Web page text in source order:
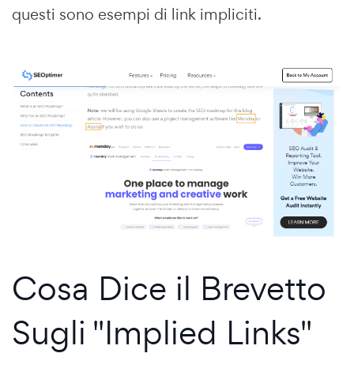
questi sono esempi di link impliciti.
Cosa Dice il Brevetto
Sugli "Implied Links"